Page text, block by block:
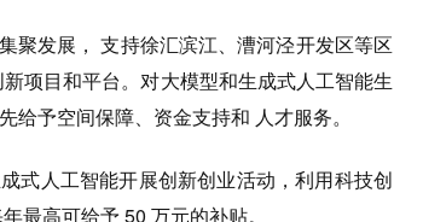
聚发展， 支持徐汇滨江、漕河泾开发区等区
项目和平台。对大模型和生成式人工智能生
予空间保障、资金支持和 人才服务。
式人工智能开展创新创业活动，利用科技创
最高可给予 50 万元的补贴。